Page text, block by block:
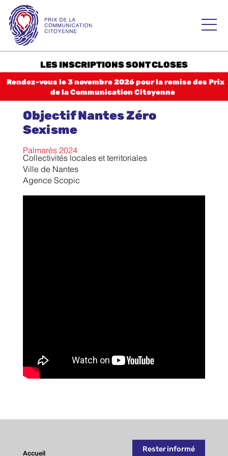
content
Prix de la
Communication
Citoyenne – PCC
Palmarès 2025
2024
2023
Histoire
Règlement
Catégories
LES INSCRIPTIONS SONT CLOSES
Rendez-vous le 3 novembre 2026 pour la remise des Prix
de la Communication Citoyenne
Objectif Nantes Zéro
Sexisme
Palmarès 2024
Collectivités locales et territoriales
Ville de Nantes
Agence Scopic
Accueil Rester informé